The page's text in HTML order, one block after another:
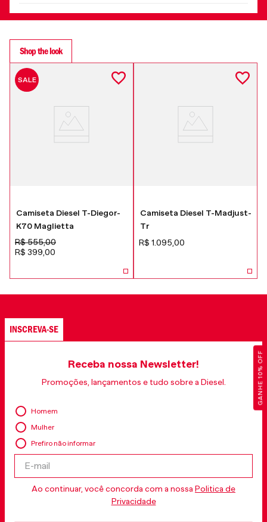
GANHE 10% OFF
Shop the look
SALE
Camiseta Diesel T-Diegor-
K70 Maglietta
R$555,00
R$ 399 00
Camiseta Diesel T-Madjust-
Tr
R$ 1 095 00
INSCREVA-SE
Receba nossa Newsletter!
Promoções, lançamentos e tudo sobre a Diesel.
Homem
Mulher
Prefiro não informar
Ao continuar, você concorda com a nossa Politica de
Privacidade